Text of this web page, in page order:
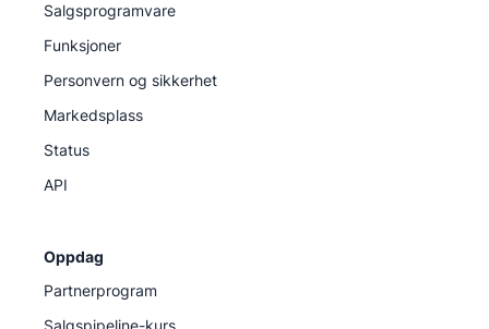
Salgsprogramvare
Funksjoner
Personvern og sikkerhet
Markedsplass
Status
API
Oppdag
Partnerprogram
Salgspipeline-kurs